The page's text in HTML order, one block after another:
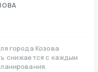
города Козова
снижается с каждым